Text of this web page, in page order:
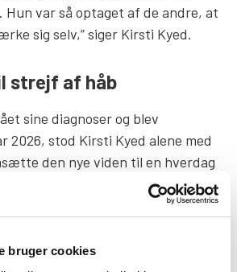
bruger cookies
Hun var så optaget af de andre, at
sig selv,” siger Kirsti Kyed.
strejf af håb
sine diagnoser og blev
2026, stod Kirsti Kyed alene med
den nye viden til en hverdag
på at passe sin datter. Det ville
gøre at passe et arbejde ved siden